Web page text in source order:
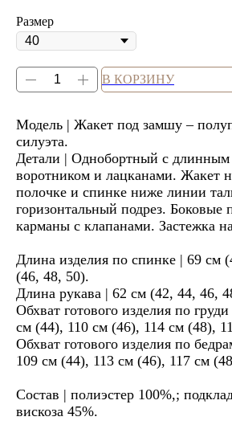
Размер
В КОРЗИНУ
Модель | Жакет под замшу –
силуэта.
Детали | Однобортный с длинным
воротником и лацканами. Жакет
полочке и спинке ниже линии
горизонтальный подрез. Боковые
карманы с клапанами. Застежка
Длина изделия по спинке | 69 см
(46, 48, 50).
Длина рукава | 62 см (42, 44, 46,
Обхват готового изделия по
см (44), 110 см (46), 114 см (48),
Обхват готового изделия по
109 см (44), 113 см (46), 117 см
Состав | полиэстер 100%,;
вискоза 45%.